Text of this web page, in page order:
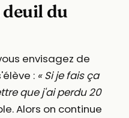
deuil du
envisagez de
: « Si je fais ça
que j'ai perdu 20
Alors on continue